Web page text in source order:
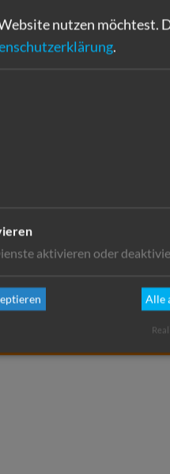
Jira Cloud
nutzen möchtest.
.
aktivieren oder
Alle